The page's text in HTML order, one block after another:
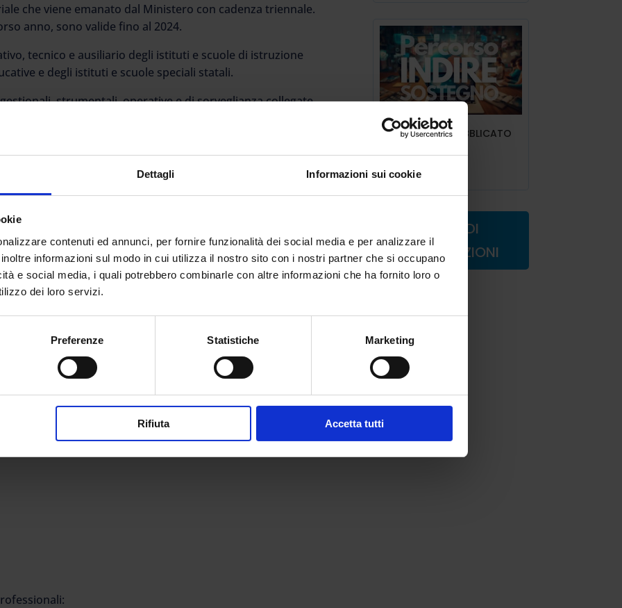
Dettagli Informazioni sui cookie
contenuti ed annunci, per fornire funzionalità dei social media e per analizzare il
informazioni sul modo in cui utilizza il nostro sito con i nostri partner che si occupano
e social media, i quali potrebbero combinarle con altre informazioni che ha fornito loro o
dei loro servizi.
Preferenze Statistiche Marketing
Rifiuta Accetta tutti
che viene emanato dal Ministero con cadenza triennale.
anno, sono valide fino al 2024.
tecnico e ausiliario degli istituti e scuole di istruzione
e degli istituti e scuole speciali statali.
strumentali, operative e di sorveglianza collegate
profili professionali, raggruppati in quattro Aree:
rilasciato da un istituto professionale, diploma di
per l’infanzia, qualsiasi diploma di maturità, attestati e/o
di durata triennale, rilasciati o riconosciuti dalle Regioni.
agraria (CR)
di:
ART.6 INDIRE PUBBLICATO
IL DECRETO
RICHIEDI
INFORMAZIONI